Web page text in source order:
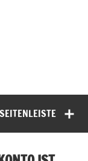
SEITENLEISTE